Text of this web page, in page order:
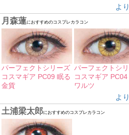
よ
月森蓮におすすめのコスプレカラコン
パーフェクトシリーズ
コスマギア PC09 眠る
金貨
パーフェクトシ
コスマギア
ワルツ
よ
土浦梁太郎におすすめのコスプレカラコン